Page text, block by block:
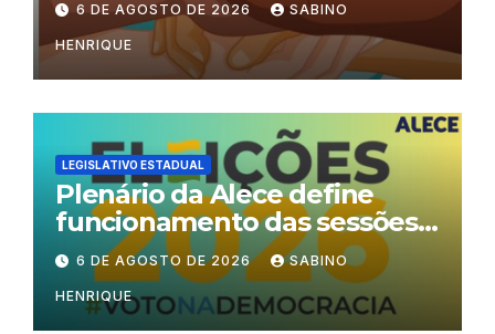
6 DE AGOSTO DE 2026 SABINO
HENRIQUE
LEGISLATIVO ESTADUAL
Plenário da Alece define
funcionamento das sessões
durante o período eleitoral
6 DE AGOSTO DE 2026 SABINO
HENRIQUE